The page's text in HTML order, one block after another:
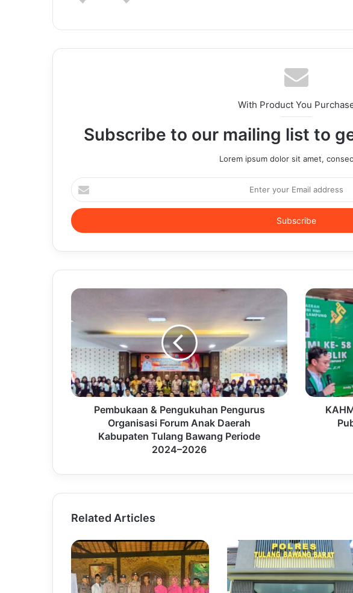
With Product You
Subscribe to our mailing list to
Lorem ipsum dolor sit amet,
Enter
your
Email
address
Pembukaan & Pengukuhan Pengurus
Organisasi Forum Anak Daerah
Kabupaten Tulang Bawang Periode
2024–2026
Related Articles